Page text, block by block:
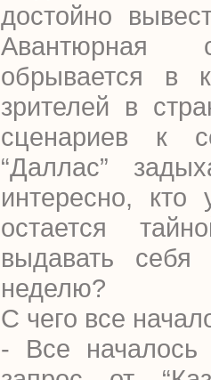
достойно
Авантюрная
обрывается в
зрителей в
сценариев к
“Даллас”
интересно,
остается
выдавать себя
неделю?
С чего все
- Все